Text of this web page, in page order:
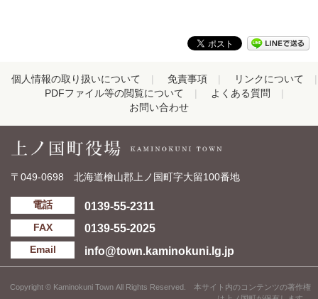
個人情報の取り扱いについて 免責事項
リンクについて
PDFファイル等の閲覧について
よくある質問
お問い合わせ
〒049-0698 北海道檜山郡上ノ国町字大留100番地
電話 0139-55-2311
FAX 0139-55-2025
Email info@town.kaminokuni.lg.jp
Copyright © Kaminokuni Town All Rights Reserved. 本サイト内のコンテンツの著作権